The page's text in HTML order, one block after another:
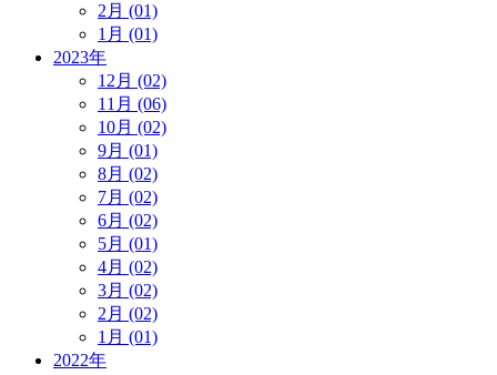
2月 (01)
1月 (01)
2023年
12月 (02)
11月 (06)
10月 (02)
9月 (01)
8月 (02)
7月 (02)
6月 (02)
5月 (01)
4月 (02)
3月 (02)
2月 (02)
1月 (01)
2022年